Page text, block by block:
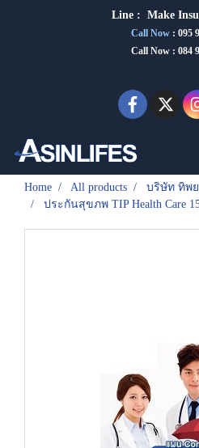
Line : Make
Call Now : 095
Call Now : 084
Home All products
บริษัท ทิพ
ประกันสุขภพ TIP Health Care